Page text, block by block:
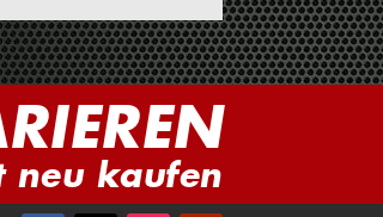
neu kaufen